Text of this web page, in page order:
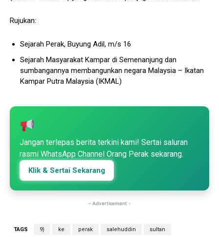
Rujukan:
Sejarah Perak, Buyung Adil, m/s 16
Sejarah Masyarakat Kampar di Semenanjung dan
sumbangannya membangunkan negara Malaysia – Ikatan
Kampar Putra Malaysia (IKMAL)
Jangan terlepas berita terkini kami! Sertai saluran
rasmi WhatsApp Channel Orang Perak sekarang.
Klik & Sertai Sekarang
- Advertisement -
TAGS 9) ke perak salehuddin sultan